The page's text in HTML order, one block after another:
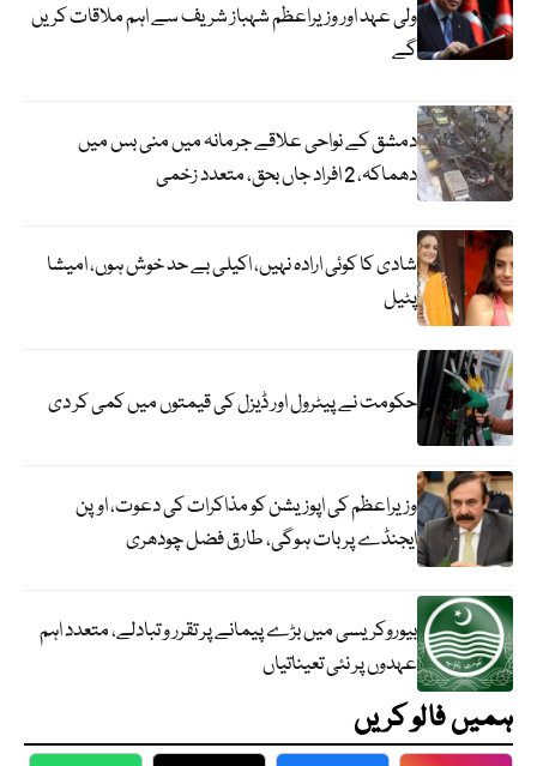
ولی عہد اور وزیراعظم شہباز شریف سے اہم ملاقات کریں
گے
دمشق کے نواحی علاقے جرمانہ میں منی بس میں
دھماکہ، 2 افراد جاں بحق، متعدد زخمی
شادی کا کوئی ارادہ نہیں، اکیلی بے حد خوش ہوں، امیشا
پٹیل
حکومت نے پیٹرول اور ڈیزل کی قیمتوں میں کمی کر دی
وزیراعظم کی اپوزیشن کو مذاکرات کی دعوت، اوپن
ایجنڈے پر بات ہوگی، طارق فضل چودھری
بیوروکریسی میں بڑے پیمانے پر تقرر و تبادلے، متعدد اہم
عہدوں پر نئی تعیناتیاں
ہمیں فالو کریں